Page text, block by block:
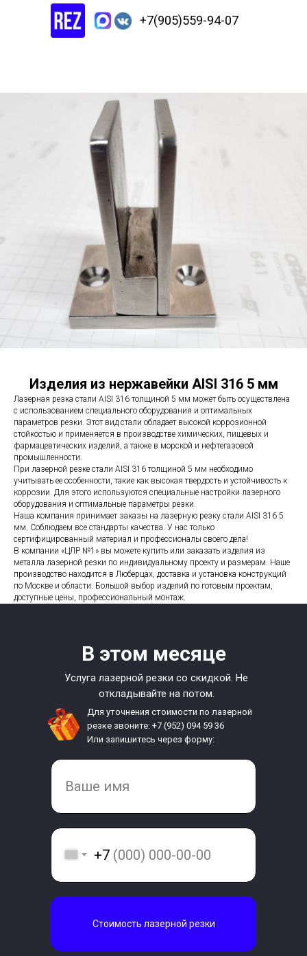
+7(905)559-94-07
Изделия из нержавейки AISI 316 5 мм
Лазерная резка стали AISI 316 толщиной 5 мм может быть осуществлена
с использованием специального оборудования и оптимальных
параметров резки. Этот вид стали обладает высокой коррозионной
стойкостью и применяется в производстве химических, пищевых и
фармацевтических изделий, а также в морской и нефтегазовой
промышленности.
При лазерной резке стали AISI 316 толщиной 5 мм необходимо
учитывать ее особенности, такие как высокая твердость и устойчивость к
коррозии. Для этого используются специальные настройки лазерного
оборудования и оптимальные параметры резки.
Наша компания принимает заказы на лазерную резку стали AISI 316 5
мм. Соблюдаем все стандарты качества. У нас только
сертифицированный материал и профессионалы своего дела!
В компании «ЦЛР №1» вы можете купить или заказать изделия из
металла лазерной резки по индивидуальному проекту и размерам. Наше
производство находится в Люберцах, доставка и установка конструкций
по Москве и области. Большой выбор изделий по готовым проектам,
доступные цены, профессиональный монтаж.
В этом месяце
Услуга лазерной резки со скидкой. Не
откладывайте на потом.
Для уточнения стоимости по лазерной
резке звоните: +7 (952) 094 59 36
Или запишитесь через форму:
+7
Стоимость лазерной резки